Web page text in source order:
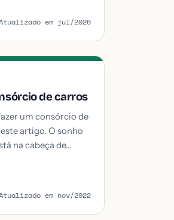
em jul/2026
de carros
um consórcio de
artigo. O sonho
na cabeça de…
em nov/2022